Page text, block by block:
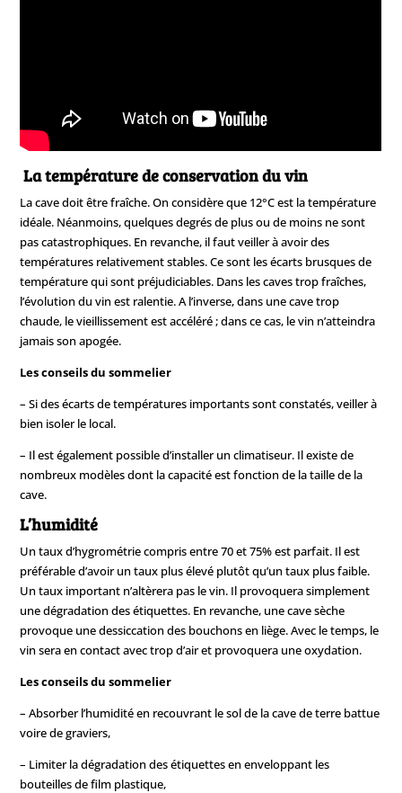
La température de conservation du vin
La cave doit être fraîche. On considère que 12°C est la température
idéale. Néanmoins, quelques degrés de plus ou de moins ne sont
pas catastrophiques. En revanche, il faut veiller à avoir des
températures relativement stables. Ce sont les écarts brusques de
température qui sont préjudiciables. Dans les caves trop fraîches,
l’évolution du vin est ralentie. A l’inverse, dans une cave trop
chaude, le vieillissement est accéléré ; dans ce cas, le vin n’atteindra
jamais son apogée.
Les conseils du sommelier
– Si des écarts de températures importants sont constatés, veiller à
bien isoler le local.
– Il est également possible d’installer un climatiseur. Il existe de
nombreux modèles dont la capacité est fonction de la taille de la
cave.
L’humidité
Un taux d’hygrométrie compris entre 70 et 75% est parfait. Il est
préférable d’avoir un taux plus élevé plutôt qu’un taux plus faible.
Un taux important n’altèrera pas le vin. Il provoquera simplement
une dégradation des étiquettes. En revanche, une cave sèche
provoque une dessiccation des bouchons en liège. Avec le temps, le
vin sera en contact avec trop d’air et provoquera une oxydation.
Les conseils du sommelier
– Absorber l’humidité en recouvrant le sol de la cave de terre battue
voire de graviers,
– Limiter la dégradation des étiquettes en enveloppant les
bouteilles de film plastique,